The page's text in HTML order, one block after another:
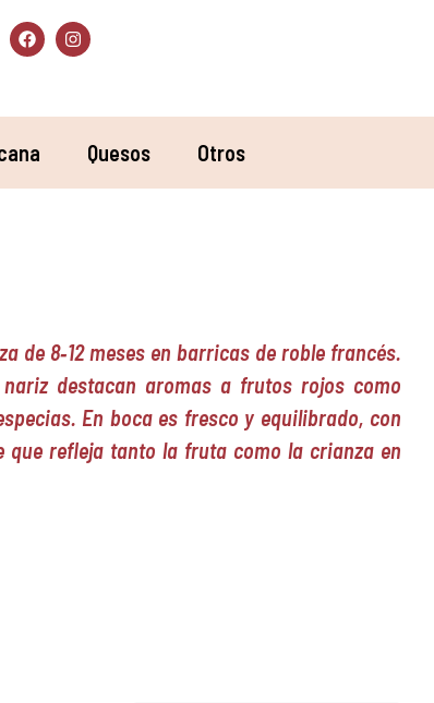
Quesos Otros
de 8‑12 meses en barricas de roble francés.
destacan aromas a frutos rojos como
En boca es fresco y equilibrado, con
refleja tanto la fruta como la crianza en